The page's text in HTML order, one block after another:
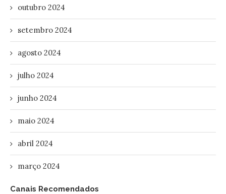
outubro 2024
setembro 2024
agosto 2024
julho 2024
junho 2024
maio 2024
abril 2024
março 2024
Canais Recomendados